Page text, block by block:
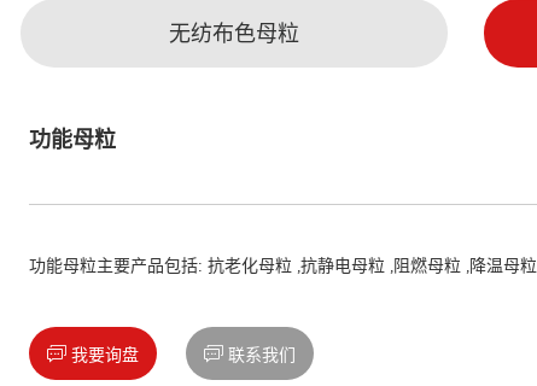
无纺布色母粒
功能母粒
功能母粒主要产品包括: 抗老化母粒 ,抗静电母粒 ,阻燃母粒 ,降温母粒.
我要询盘 联系我们